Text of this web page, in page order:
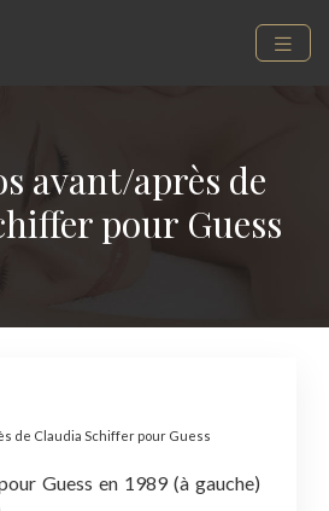
avant/après de
pour Guess
de Claudia Schiffer pour Guess
Guess en 1989 (à gauche)